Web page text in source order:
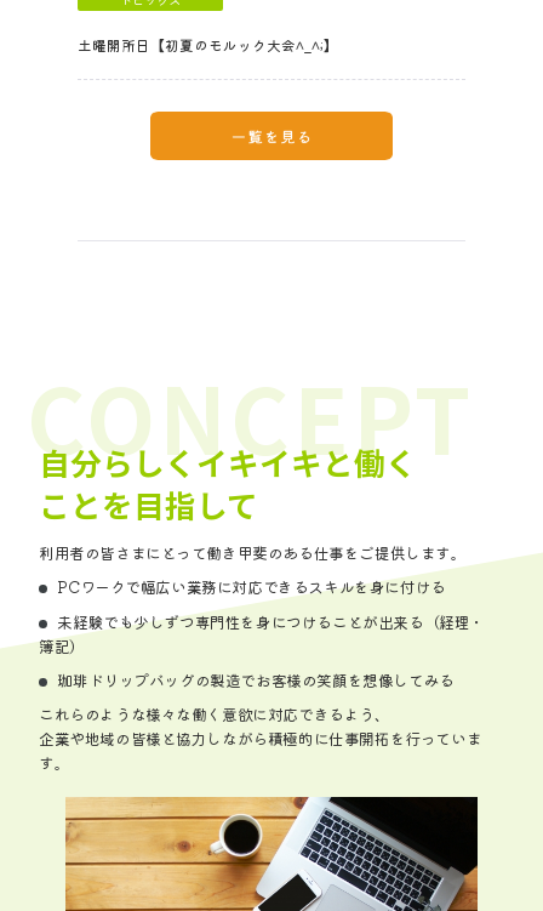
土曜開所日【初夏のモルック大会^_^;】
自分らしくイキイキと働く
ことを目指して
利用者の皆さまにとって働き甲斐のある仕事をご提供します。
PCワークで幅広い業務に対応できるスキルを身に付ける
未経験でも少しずつ専門性を身につけることが出来る（経理・
簿記）
珈琲ドリップバッグの製造でお客様の笑顔を想像してみる
これらのような様々な働く意欲に対応できるよう、
企業や地域の皆様と協力しながら積極的に仕事開拓を行っていま
す。